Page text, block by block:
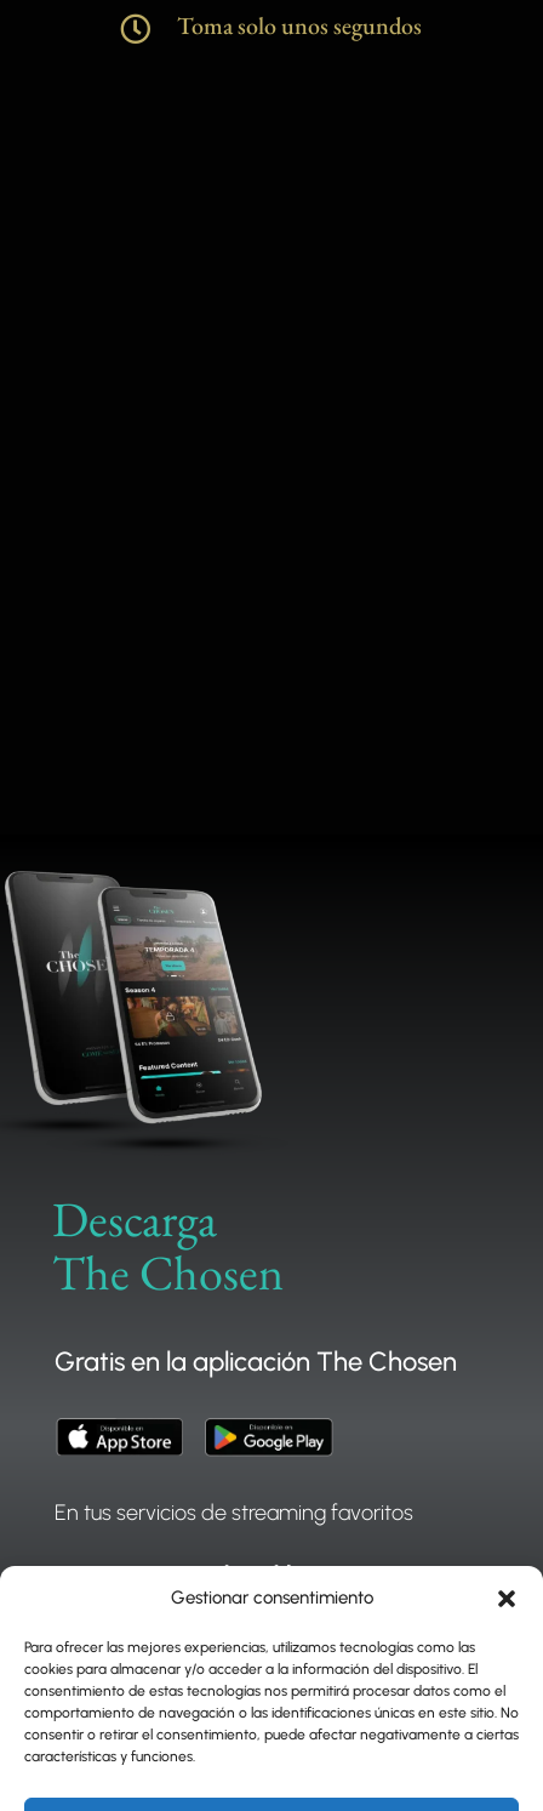
Gestionar consentimiento
Para ofrecer las mejores experiencias, utilizamos tecnologías como las
cookies para almacenar y/o acceder a la información del dispositivo. El
consentimiento de estas tecnologías nos permitirá procesar datos como el
comportamiento de navegación o las identificaciones únicas en este sitio. No
consentir o retirar el consentimiento, puede afectar negativamente a ciertas
características y funciones.
 Toma solo unos segundos
Descarga
The Chosen
Gratis en la aplicación The Chosen
En tus servicios de streaming favoritos